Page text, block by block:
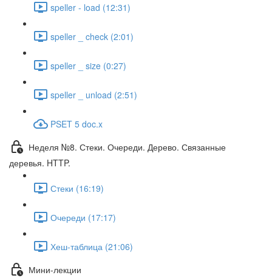
speller - load (12:31)
speller _ check (2:01)
speller _ size (0:27)
speller _ unload (2:51)
PSET 5 doc.x
Неделя №8. Стеки. Очереди. Дерево. Связанные
деревья. HTTP.
Стеки (16:19)
Очереди (17:17)
Хеш-таблица (21:06)
Мини-лекции